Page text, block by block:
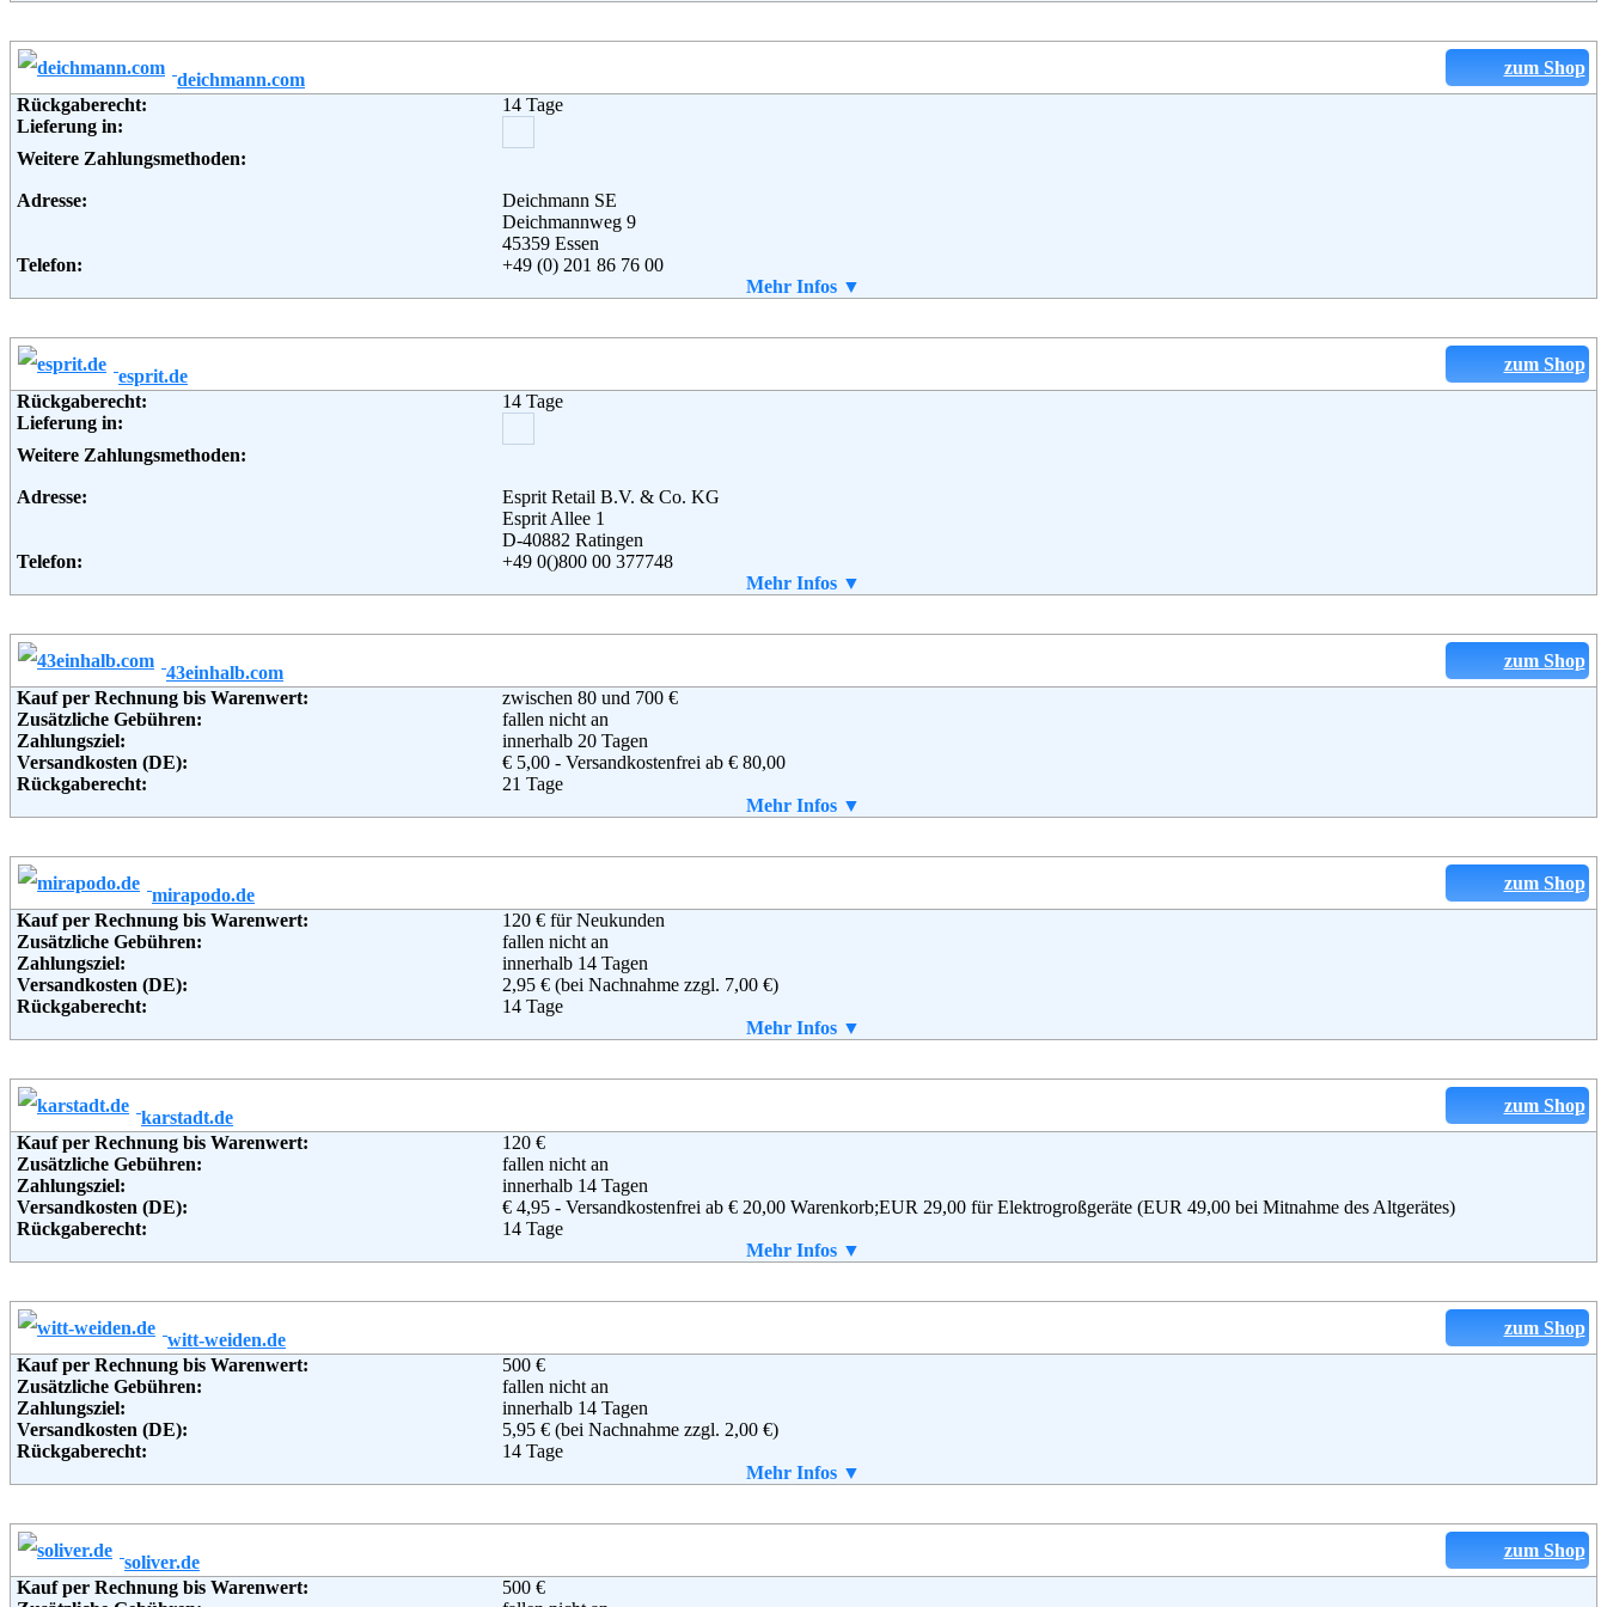
Weitere Zahlungsmethoden:
Haldesdorfer Straße 61
Telefon:
+49 (0) 40 – 64 62 – 0
Fax:
Email:
service@bonprix.net
AGB
zum Shop
deichmann.com
Rückgaberecht:
14 Tage
Lieferung in:
Weitere Zahlungsmethoden:
Adresse:
Deichmann SE
Deichmannweg 9
45359 Essen
Telefon:
+49 (0) 201 86 76 00
Weiterführende Informationen:
Mehr Infos ▼
zum Shop
esprit.de
Rückgaberecht:
14 Tage
Lieferung in:
Weitere Zahlungsmethoden:
Adresse:
Esprit Retail B.V. & Co. KG
Esprit Allee 1
D-40882 Ratingen
Telefon:
+49 0()800 00 377748
Weiterführende Informationen:
Mehr Infos ▼
zum Shop
43einhalb.com
Kauf per Rechnung bis Warenwert:
zwischen 80 und 700 €
Zusätzliche Gebühren:
fallen nicht an
Zahlungsziel:
innerhalb 20 Tagen
Versandkosten (DE):
€ 5,00 - Versandkostenfrei ab € 80,00
Rückgaberecht:
21 Tage
Weitere Zahlungsmethoden:
Adresse:
43einhalb GbR
Oliver Baumgart & Mischa Krewer
Peterstor 7
36037 Fulda
Telefon:
+49 661 3605693
Soziale Kanäle:
Weiterführende Informationen:
Mehr Infos ▼
zum Shop
mirapodo.de
Kauf per Rechnung bis Warenwert:
120 € für Neukunden
Zusätzliche Gebühren:
fallen nicht an
Zahlungsziel:
innerhalb 14 Tagen
Versandkosten (DE):
2,95 € (bei Nachnahme zzgl. 7,00 €)
Rückgaberecht:
14 Tage
Weitere Zahlungsmethoden:
Adresse:
Mirapodo GmbH
c/o Baur FullfillmentSolutions GmbH
Michael-Dechant-Str.11
96260 Weismain
Telefon:
+49 (0)800 - 585 5000
Soziale Kanäle:
Weiterführende Informationen:
Mehr Infos ▼
zum Shop
karstadt.de
Kauf per Rechnung bis Warenwert:
120 €
Zusätzliche Gebühren:
fallen nicht an
Zahlungsziel:
innerhalb 14 Tagen
Versandkosten (DE):
€ 4,95 - Versandkostenfrei ab € 20,00 Warenkorb;EUR 29,00 für Elektrogroßgeräte (EUR 49,00 bei Mitnahme des Altgerätes)
Rückgaberecht:
14 Tage
Weitere Zahlungsmethoden:
Adresse:
KARSTADT Warenhaus GmbH
Theodor-Althoff-Str. 2
45133 Essen
Telefon:
+49 (0) 180 - 5114414
Fax:
+49 (0) 180 - 5446610
Weiterführende Informationen:
AGB
Mehr Infos ▼
zum Shop
witt-weiden.de
Kauf per Rechnung bis Warenwert:
500 €
Zusätzliche Gebühren:
fallen nicht an
Zahlungsziel:
innerhalb 14 Tagen
Versandkosten (DE):
5,95 € (bei Nachnahme zzgl. 2,00 €)
Rückgaberecht:
14 Tage
Weitere Zahlungsmethoden:
Adresse:
WITT-WEIDEN
Mehr Infos ▼
zum Shop
soliver.de
Kauf per Rechnung bis Warenwert:
500 €